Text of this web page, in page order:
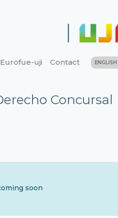
Eurofue-uji Contact
Concursal
soon